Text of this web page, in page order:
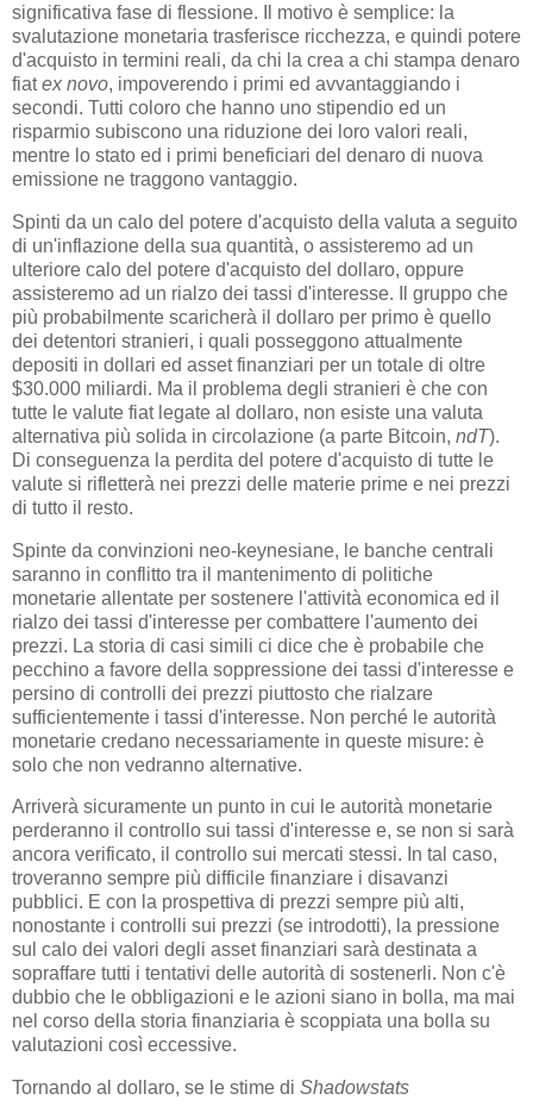
significativa fase di flessione. Il motivo è semplice: la
svalutazione monetaria trasferisce ricchezza, e quindi potere
d'acquisto in termini reali, da chi la crea a chi stampa denaro
fiatex novo, impoverendo i primi ed avvantaggiando i
secondi. Tutti coloro che hanno uno stipendio ed un
risparmio subiscono una riduzione dei loro valori reali,
mentre lo stato ed i primi beneficiari del denaro di nuova
emissione ne traggono vantaggio.
Spinti da un calo del potere d'acquisto della valuta a seguito
di un'inflazione della sua quantità, o assisteremo ad un
ulteriore calo del potere d'acquisto del dollaro, oppure
assisteremo ad un rialzo dei tassi d'interesse. Il gruppo che
più probabilmente scaricherà il dollaro per primo è quello
dei detentori stranieri, i quali posseggono attualmente
depositi in dollari ed asset finanziari per un totale di oltre
$30.000 miliardi. Ma il problema degli stranieri è che con
tutte le valute fiat legate al dollaro, non esiste una valuta
alternativa più solida in circolazione (a parte Bitcoin, ndT).
Di conseguenza la perdita del potere d'acquisto di tutte le
valute si rifletterà nei prezzi delle materie prime e nei prezzi
di tutto il resto.
Spinte da convinzioni neo-keynesiane, le banche centrali
saranno in conflitto tra il mantenimento di politiche
monetarie allentate per sostenere l'attività economica ed il
rialzo dei tassi d'interesse per combattere l'aumento dei
prezzi. La storia di casi simili ci dice che è probabile che
pecchino a favore della soppressione dei tassi d'interesse e
persino di controlli dei prezzi piuttosto che rialzare
sufficientemente i tassi d'interesse. Non perché le autorità
monetarie credano necessariamente in queste misure: è
solo che non vedranno alternative.
Arriverà sicuramente un punto in cui le autorità monetarie
perderanno il controllo sui tassi d'interesse e, se non si sarà
ancora verificato, il controllo sui mercati stessi. In tal caso,
troveranno sempre più difficile finanziare i disavanzi
pubblici. E con la prospettiva di prezzi sempre più alti,
nonostante i controlli sui prezzi (se introdotti), la pressione
sul calo dei valori degli asset finanziari sarà destinata a
sopraffare tutti i tentativi delle autorità di sostenerli. Non c'è
dubbio che le obbligazioni e le azioni siano in bolla, ma mai
nel corso della storia finanziaria è scoppiata una bolla su
valutazioni così eccessive.
Tornando al dollaro, se le stime di Shadowstats